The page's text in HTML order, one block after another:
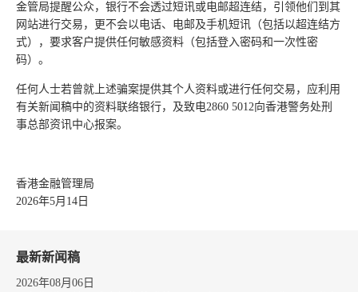
金管局提醒公众，银行不会透过短讯或电邮超连结，引领他们到其
网站进行交易，更不会以电话、电邮及手机短讯（包括以超连结方
式），要求客户提供任何敏感资料（包括登入密码和一次性密
码）。
任何人士若曾就上述骗案提供其个人资料或进行任何交易，应利用
有关新闻稿中的资料联络银行，及致电2860 5012向香港警务处刑
事总部资讯中心报案。
香港金融管理局
2026年5月14日
最新新闻稿
2026年08月06日